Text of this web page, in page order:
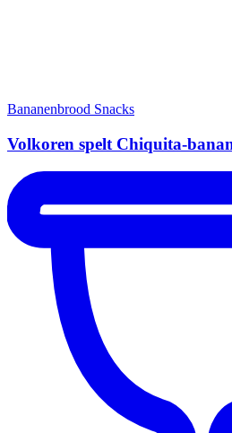
Bananenbrood Snacks
Volkoren spelt Chiquita-